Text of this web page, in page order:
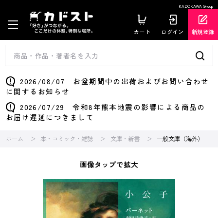
KADOKAWA Group
カート ログイン 新規登録
2026/08/07 お盆期間中の出荷およびお問い合わせ
に関するお知らせ
2026/07/29 令和8年熊本地震の影響による商品の
お届け遅延につきまして
ホーム 本・コミック・雑誌 文庫・新書 一般文庫（海外）
画像タップで拡大